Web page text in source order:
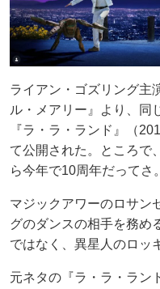
ライアン・ゴズリング主
ル・メアリー』より、同
『ラ・ラ・ランド』（
て公開された。ところで
ら今年で10周年だってさ。
マジックアワーのロサン
グのダンスの相手を務
ではなく、異星人のロッ
元ネタの『ラ・ラ・ラン